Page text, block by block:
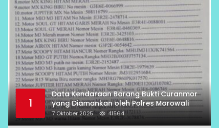
1
Data Kendaraan Barang Bukti Curanmor
yang Diamankan oleh Polres Morowali
7 Oktober 2025 41564